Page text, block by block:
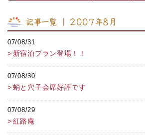
記事一覧 ｜ 2007年8月
07/08/31
新宿泊プラン登場！！
07/08/30
蛸と穴子会席好評です
07/08/29
紅路庵